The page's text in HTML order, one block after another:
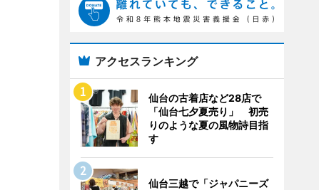
アクセスランキング
仙台の古着店など28店で
「仙台七夕夏売り」 初売
りのような夏の風物詩目指
す
仙台三越で「ジャパニーズ